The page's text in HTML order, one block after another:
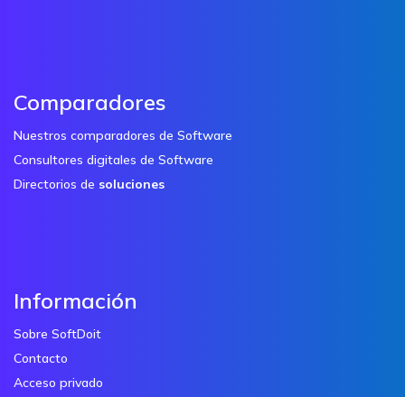
Comparadores
Nuestros comparadores de Software
Consultores digitales de Software
Directorios de soluciones
Información
Sobre SoftDoit
Contacto
Acceso privado